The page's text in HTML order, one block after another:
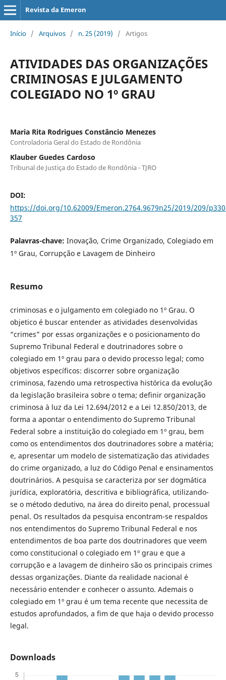
Revista da Emeron
Início / Arquivos / n. 25 (2019) / Artigos
ATIVIDADES DAS ORGANIZAÇÕES
CRIMINOSAS E JULGAMENTO
COLEGIADO NO 1º GRAU
Maria Rita Rodrigues Constâncio Menezes
Controladoria Geral do Estado de Rondônia
Klauber Guedes Cardoso
Tribunal de Justiça do Estado de Rondônia - TJRO
DOI:
https://doi.org/10.62009/Emeron.2764.9679n25/2019/209/
357
Palavras-chave: Inovação, Crime Organizado, Colegiado em
1º Grau, Corrupção e Lavagem de Dinheiro
Resumo
criminosas e o julgamento em colegiado no 1º Grau. O
objetico é buscar entender as atividades desenvolvidas
“crimes” por essas organizações e o posicionamento do
Supremo Tribunal Federal e doutrinadores sobre o
colegiado em 1º grau para o devido processo legal; como
objetivos específicos: discorrer sobre organização
criminosa, fazendo uma retrospectiva histórica da evolução
da legislação brasileira sobre o tema; definir organização
criminosa à luz da Lei 12.694/2012 e a Lei 12.850/2013, de
forma a apontar o entendimento do Supremo Tribunal
Federal sobre a instituição do colegiado em 1º grau, bem
como os entendimentos dos doutrinadores sobre a matéria;
e, apresentar um modelo de sistematização das atividades
do crime organizado, a luz do Código Penal e ensinamentos
doutrinários. A pesquisa se caracteriza por ser dogmática
jurídica, exploratória, descritiva e bibliográfica, utilizando-
se o método dedutivo, na área do direito penal, processual
penal. Os resultados da pesquisa encontram-se respaldos
nos entendimentos do Supremo Tribunal Federal e nos
entendimentos de boa parte dos doutrinadores que veem
como constitucional o colegiado em 1º grau e que a
corrupção e a lavagem de dinheiro são os principais crimes
dessas organizações. Diante da realidade nacional é
necessário entender e conhecer o assunto. Ademais o
colegiado em 1º grau é um tema recente que necessita de
estudos aprofundados, a fim de que haja o devido processo
legal.
Downloads